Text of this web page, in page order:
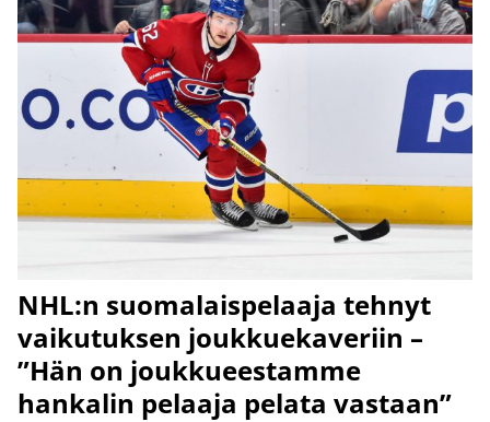
NHL:n suomalaispelaaja tehnyt
vaikutuksen joukkuekaveriin –
”Hän on joukkueestamme
hankalin pelaaja pelata vastaan”